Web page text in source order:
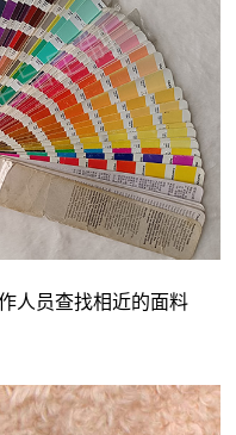
人员查找相近的面料